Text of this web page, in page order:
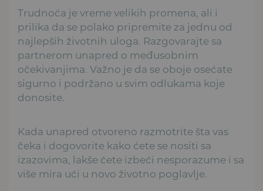
Trudnoća je vreme velikih promena, ali i
prilika da se polako pripremite za jednu od
najlepših životnih uloga. Razgovarajte sa
partnerom unapred o međusobnim
očekivanjima. Važno je da se oboje osećate
sigurno i podržano u svim odlukama koje
donosite.
Kada unapred otvoreno razmotrite šta vas
čeka i dogovorite kako ćete se nositi sa
izazovima, lakše ćete izbeći nesporazume i sa
više mira ući u novo životno poglavlje.